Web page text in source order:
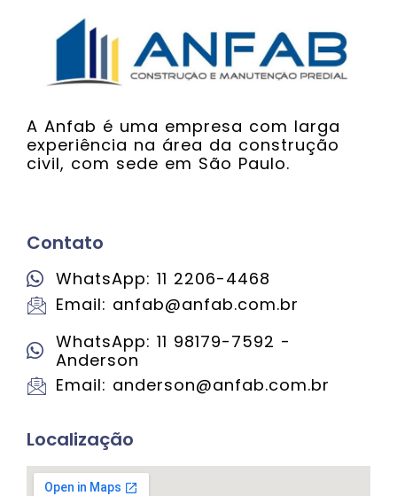
A Anfab é uma empresa com larga
experiência na área da construção
civil, com sede em São Paulo.
Contato
WhatsApp: 11 2206-4468
Email: anfab@anfab.com.br
WhatsApp: 11 98179-7592 -
Anderson
Email: anderson@anfab.com.br
Localização